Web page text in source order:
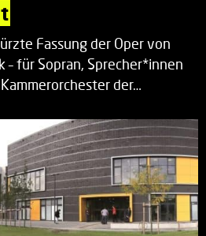
Fassung der Oper von
– für Sopran, Sprecher*innen
der…